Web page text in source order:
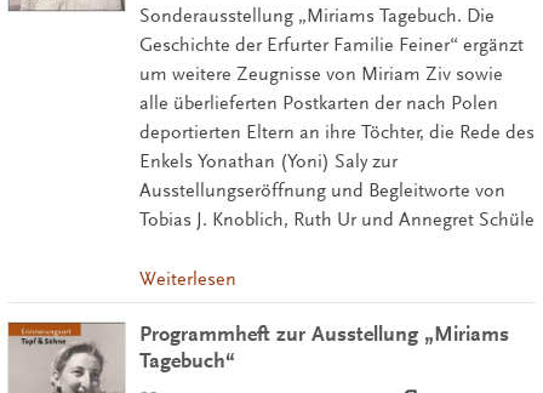
Sonderausstellung „Miriams Tagebuch. Die
Geschichte der Erfurter Familie Feiner“ ergänzt
um weitere Zeugnisse von Miriam Ziv sowie
alle überlieferten Postkarten der nach Polen
deportierten Eltern an ihre Töchter, die Rede des
Enkels Yonathan (Yoni) Saly zur
Ausstellungseröffnung und Begleitworte von
Tobias J. Knoblich, Ruth Ur und Annegret Schüle
Weiterlesen
Programmheft zur Ausstellung „Miriams
Tagebuch“